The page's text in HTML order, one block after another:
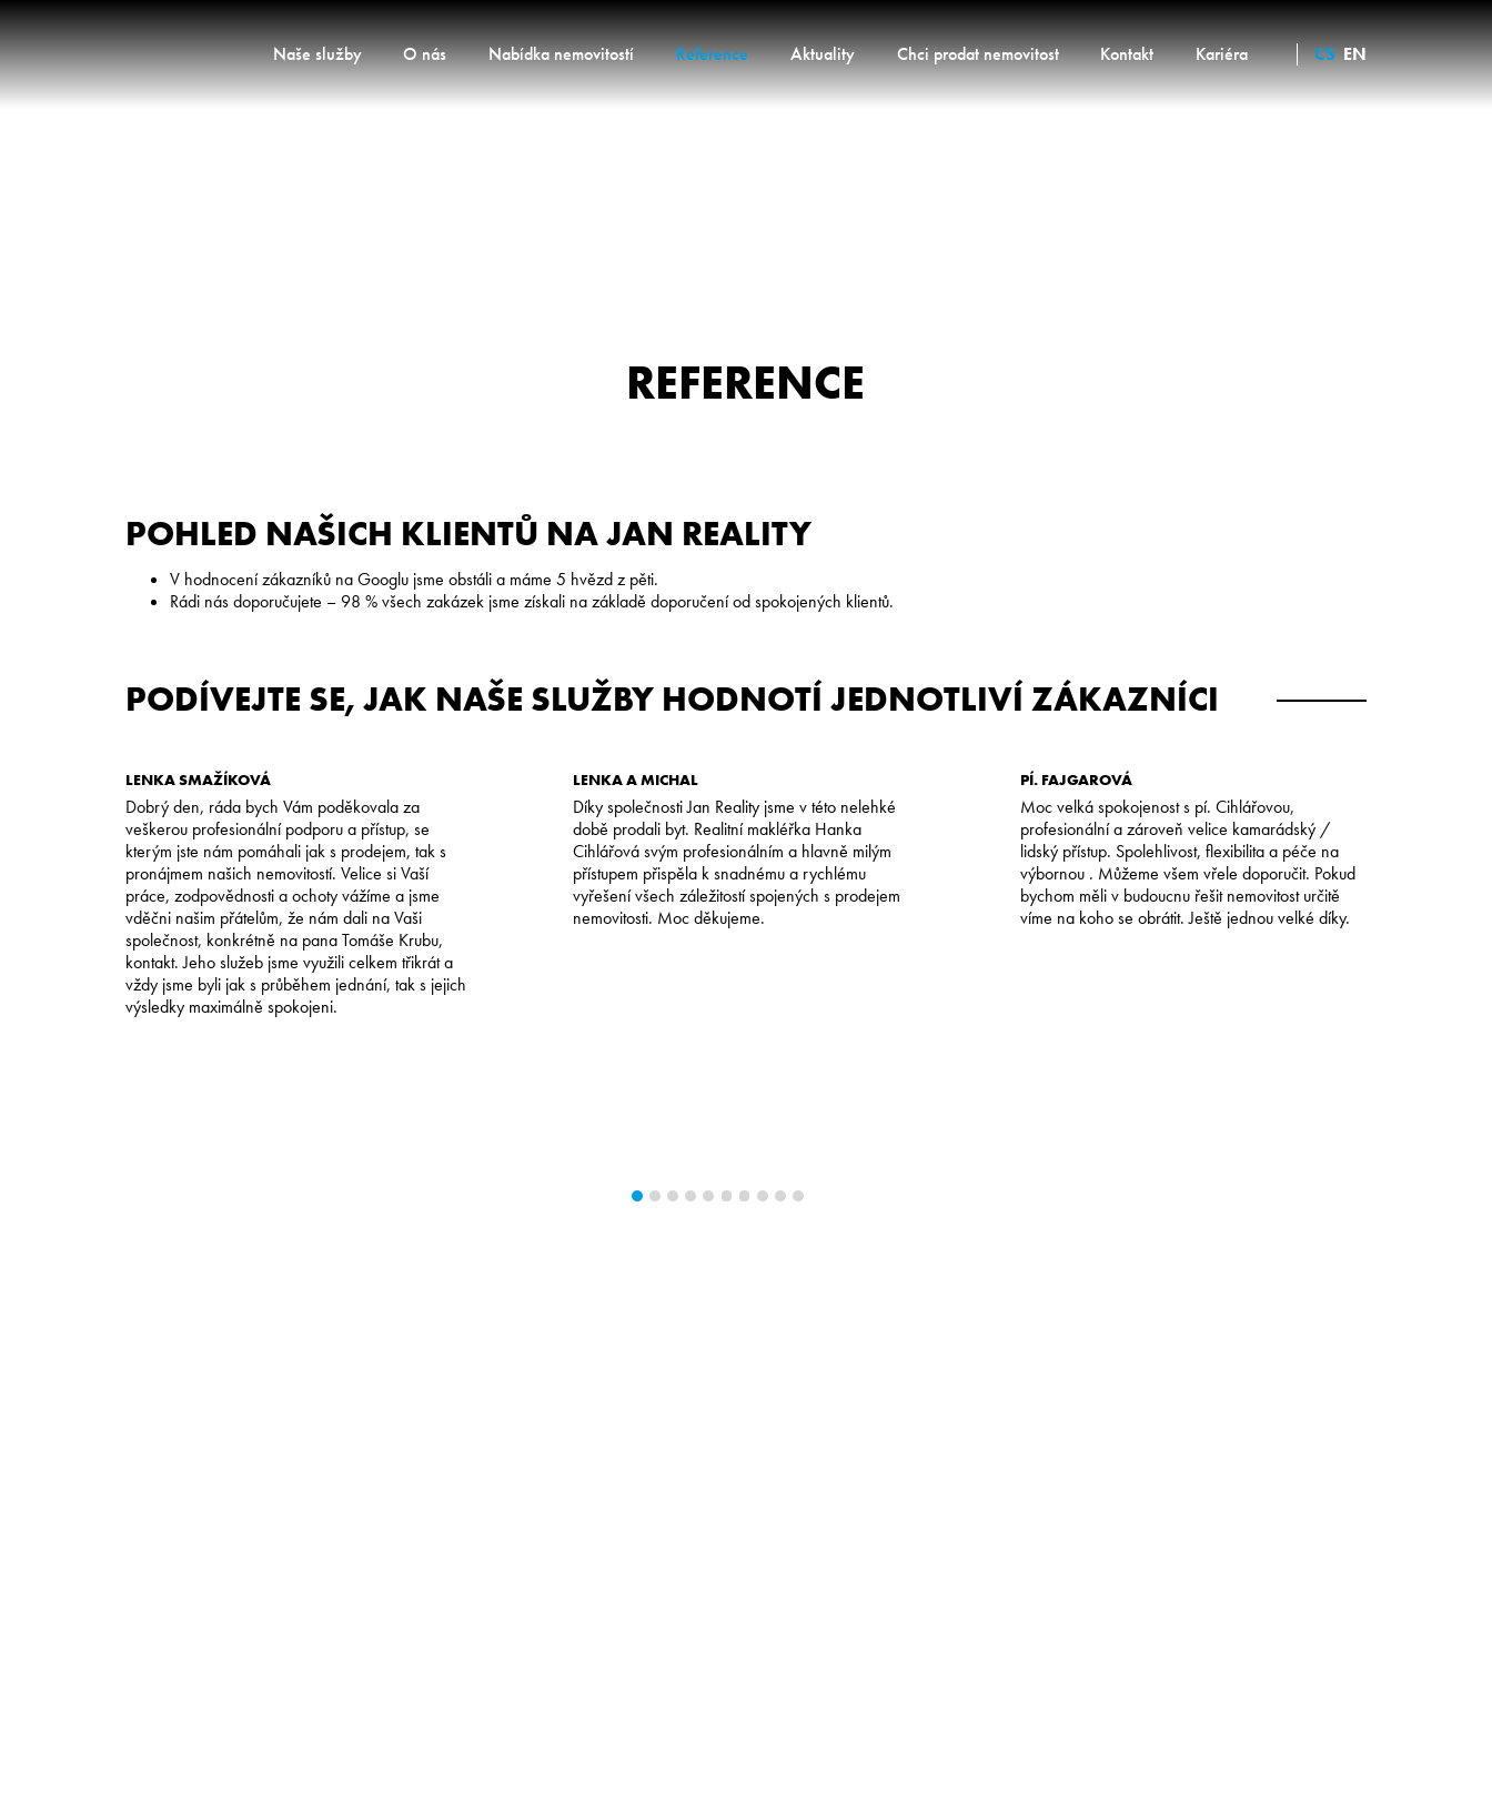
Naše služby O nás Nabídka nemovitostí Reference Aktuality Chci prodat nemovitost Kontakt Kariéra CS EN
REFERENCE
POHLED NAŠICH KLIENTŮ NA JAN REALITY
V hodnocení zákazníků na Googlu jsme obstáli a máme 5 hvězd z pěti.
Rádi nás doporučujete – 98 % všech zakázek jsme získali na základě doporučení od spokojených klientů.
PODÍVEJTE SE, JAK NAŠE SLUŽBY HODNOTÍ JEDNOTLIVÍ ZÁKAZNÍCI
LENKA SMAŽÍKOVÁ
Dobrý den, ráda bych Vám poděkovala za
veškerou profesionální podporu a přístup, se
kterým jste nám pomáhali jak s prodejem, tak s
pronájmem našich nemovitostí. Velice si Vaší
práce, zodpovědnosti a ochoty vážíme a jsme
vděčni našim přátelům, že nám dali na Vaši
společnost, konkrétně na pana Tomáše Krubu,
kontakt. Jeho služeb jsme využili celkem třikrát a
vždy jsme byli jak s průběhem jednání, tak s jejich
výsledky maximálně spokojeni.
LENKA A MICHAL
Díky společnosti Jan Reality jsme v této nelehké
době prodali byt. Realitní makléřka Hanka
Cihlářová svým profesionálním a hlavně milým
přístupem přispěla k snadnému a rychlému
vyřešení všech záležitostí spojených s prodejem
nemovitosti. Moc děkujeme.
PÍ. FAJGAROVÁ
Moc velká spokojenost s pí. Cihlářovou,
profesionální a zároveň velice kamarádský /
lidský přístup. Spolehlivost, flexibilita a péče na
výbornou . Můžeme všem vřele doporučit. Pokud
bychom měli v budoucnu řešit nemovitost určitě
víme na koho se obrátit. Ještě jednou velké díky.